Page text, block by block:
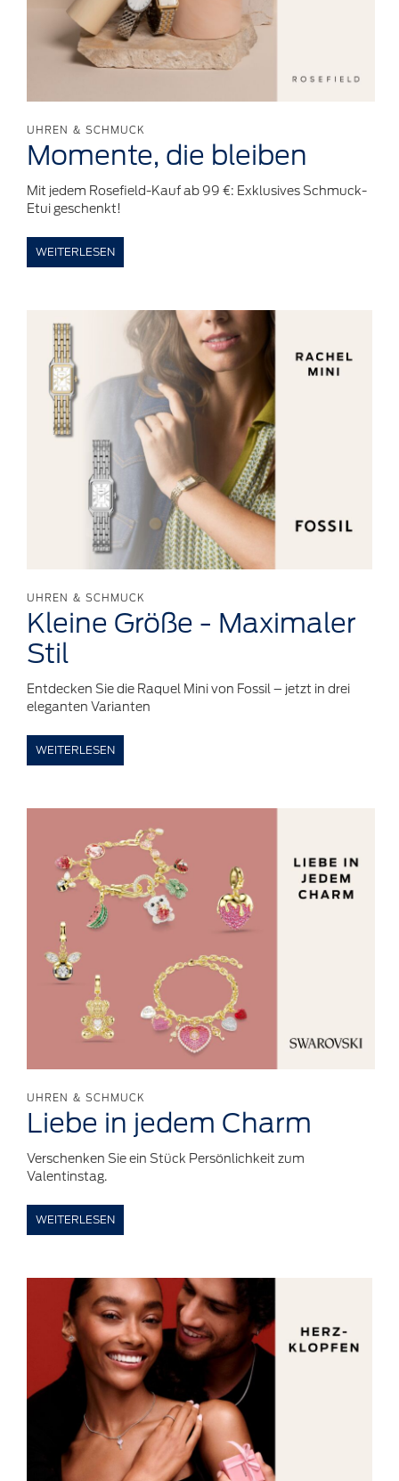
UHREN & SCHMUCK
Momente, die bleiben
Mit jedem Rosefield-Kauf ab 99 €: Exklusives Schmuck-
Etui geschenkt!
WEITERLESEN
UHREN & SCHMUCK
Kleine Größe - Maximaler
Stil
Entdecken Sie die Raquel Mini von Fossil – jetzt in drei
eleganten Varianten
WEITERLESEN
UHREN & SCHMUCK
Liebe in jedem Charm
Verschenken Sie ein Stück Persönlichkeit zum
Valentinstag.
WEITERLESEN